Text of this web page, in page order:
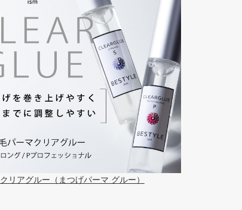
クリアグルー（まつげパーマ グルー）